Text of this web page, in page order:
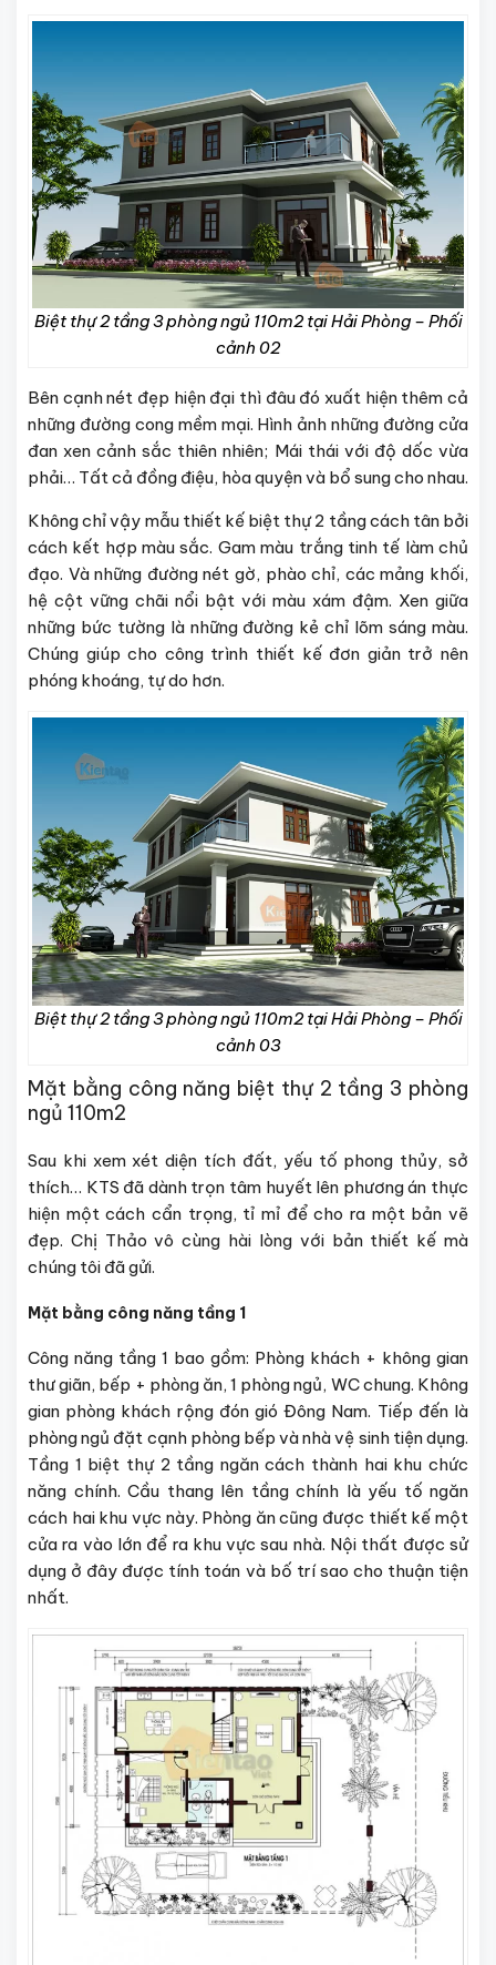
Biệt thự 2 tầng 3 phòng ngủ 110m2 tại Hải Phòng – Phối
cảnh 02
Bên cạnh nét đẹp hiện đại thì đâu đó xuất hiện thêm cả
những đường cong mềm mại. Hình ảnh những đường cửa
đan xen cảnh sắc thiên nhiên; Mái thái với độ dốc vừa
phải… Tất cả đồng điệu, hòa quyện và bổ sung cho nhau.
Không chỉ vậy mẫu thiết kế biệt thự 2 tầng cách tân bởi
cách kết hợp màu sắc. Gam màu trắng tinh tế làm chủ
đạo. Và những đường nét gờ, phào chỉ, các mảng khối,
hệ cột vững chãi nổi bật với màu xám đậm. Xen giữa
những bức tường là những đường kẻ chỉ lõm sáng màu.
Chúng giúp cho công trình thiết kế đơn giản trở nên
phóng khoáng, tự do hơn.
Biệt thự 2 tầng 3 phòng ngủ 110m2 tại Hải Phòng – Phối
cảnh 03
Mặt bằng công năng biệt thự 2 tầng 3 phòng
ngủ 110m2
Sau khi xem xét diện tích đất, yếu tố phong thủy, sở
thích… KTS đã dành trọn tâm huyết lên phương án thực
hiện một cách cẩn trọng, tỉ mỉ để cho ra một bản vẽ
đẹp. Chị Thảo vô cùng hài lòng với bản thiết kế mà
chúng tôi đã gửi.
Mặt bằng công năng tầng 1
Công năng tầng 1 bao gồm: Phòng khách + không gian
thư giãn, bếp + phòng ăn, 1 phòng ngủ, WC chung. Không
gian phòng khách rộng đón gió Đông Nam. Tiếp đến là
phòng ngủ đặt cạnh phòng bếp và nhà vệ sinh tiện dụng.
Tầng 1 biệt thự 2 tầng ngăn cách thành hai khu chức
năng chính. Cầu thang lên tầng chính là yếu tố ngăn
cách hai khu vực này. Phòng ăn cũng được thiết kế một
cửa ra vào lớn để ra khu vực sau nhà. Nội thất được sử
dụng ở đây được tính toán và bố trí sao cho thuận tiện
nhất.